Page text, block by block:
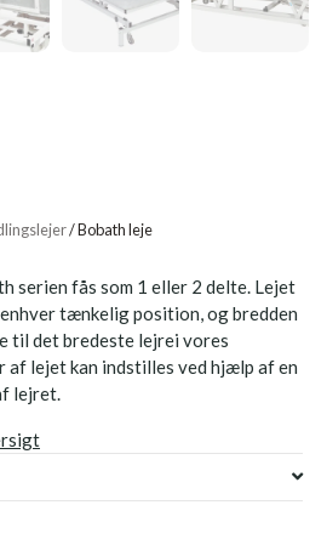
/Bobath leje
serien fås som 1 eller 2 delte. Lejet
tænkelig position, og bredden
til det bredeste lejrei vores
af lejet kan indstilles ved hjælp af en
lejret.